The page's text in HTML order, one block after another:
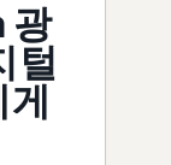
광
털